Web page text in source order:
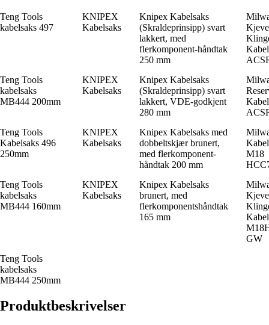
Teng Tools
kabelsaks 497
KNIPEX
Kabelsaks
Knipex Kabelsaks
(Skraldeprinsipp) svart
lakkert, med
flerkomponent-håndtak
250 mm
Teng Tools
kabelsaks
MB444 200mm
KNIPEX
Kabelsaks
Knipex Kabelsaks
(Skraldeprinsipp) svart
lakkert, VDE-godkjent
280 mm
Teng Tools
Kabelsaks 496
250mm
KNIPEX
Kabelsaks
Knipex Kabelsaks med
dobbeltskjær brunert,
med flerkomponent-
håndtak 200 mm
M18
Teng Tools
kabelsaks
MB444 160mm
KNIPEX
Kabelsaks
Knipex Kabelsaks
brunert, med
flerkomponentshåndtak
165 mm
GW
Teng Tools
kabelsaks
MB444 250mm
Produktbeskrivelser